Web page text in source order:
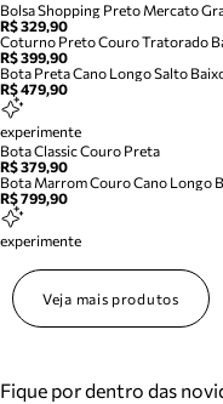
Bolsa Shopping Preto Mercato
R$ 329,90
Coturno Preto Couro Tratorado
R$ 399,90
Bota Preta Cano Longo Salto
R$ 479,90
experimente
Bota Classic Couro Preta
R$ 379,90
Bota Marrom Couro Cano Longo
R$ 799,90
experimente
Veja mais produtos
Fique por dentro das